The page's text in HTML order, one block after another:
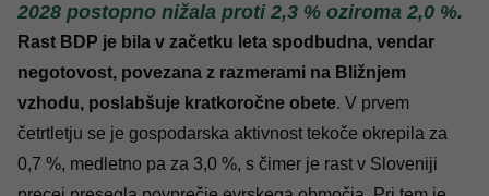
2028 postopno nižala proti 2,3 % oziroma 2,0 %.
Rast BDP je bila v začetku leta spodbudna, vendar
negotovost, povezana z razmerami na Bližnjem
vzhodu, poslabšuje kratkoročne obete. V prvem
četrtletju se je gospodarska aktivnost tekoče okrepila za
0,7 %, medletno pa za 3,0 %, s čimer je rast v Sloveniji